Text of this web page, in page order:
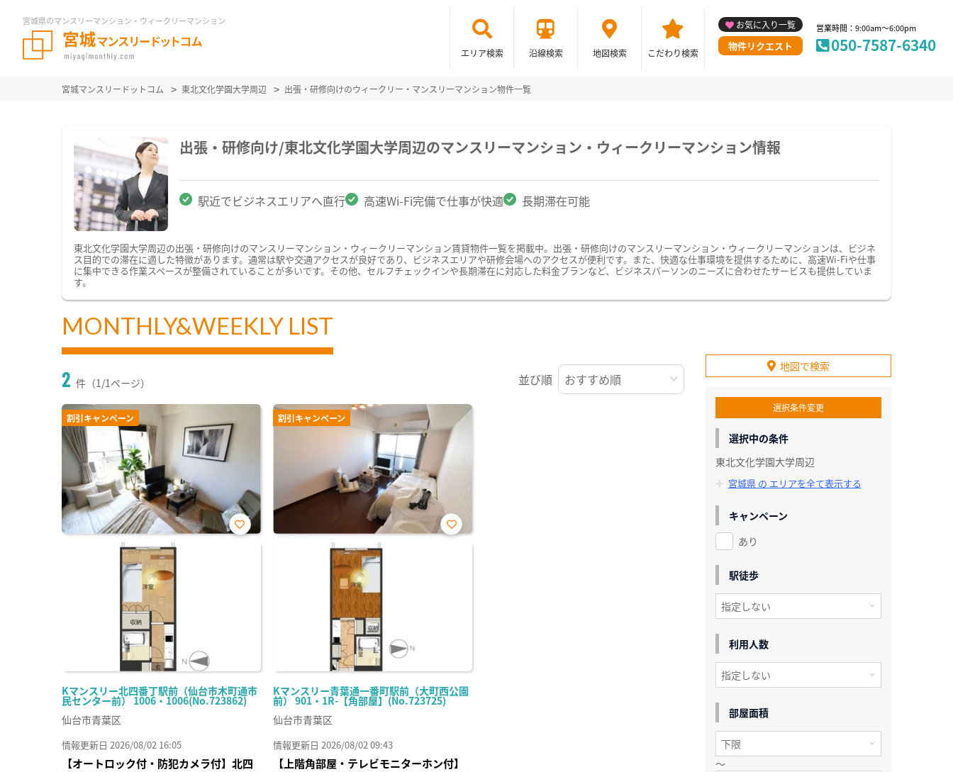
宮城県のマンスリーマンション・ウィークリーマンション
エリア検索 沿線検索 地図検索 こだわり検索
お気に入り一覧
物件リクエスト
営業時間：9:00am～6:00pm
050-7587-6340
宮城マンスリードットコム 東北文化学園大学周辺 出張・研修向けのウィークリー・マンスリーマンション物件一覧
出張・研修向け/東北文化学園大学周辺のマンスリーマンション・ウィークリーマンション情報
駅近でビジネスエリアへ直行 高速Wi-Fi完備で仕事が快適 長期滞在可能
東北文化学園大学周辺の出張・研修向けのマンスリーマンション・ウィークリーマンション賃貸物件一覧を掲載中。出張・研修向けのマンスリーマンション・ウィークリーマンションは、ビジネ
ス目的での滞在に適した特徴があります。通常は駅や交通アクセスが良好であり、ビジネスエリアや研修会場へのアクセスが便利です。また、快適な仕事環境を提供するために、高速Wi-Fiや仕事
に集中できる作業スペースが整備されていることが多いです。その他、セルフチェックインや長期滞在に対応した料金プランなど、ビジネスパーソンのニーズに合わせたサービスも提供していま
す。
MONTHLY&WEEKLY LIST
2 件（1/1ページ） 並び順
割引キャンペーン
Kマンスリー北四番丁駅前（仙台市木町通市
民センター前） 1006・1006(No.723862)
お気
仙台市青葉区
情報更新日 2026/08/02 16:05
【オートロック付・防犯カメラ付】北四
割引キャンペーン
Kマンスリー青葉通一番町駅前（大町西公園
前） 901・1R-【角部屋】(No.723725)
お気
仙台市青葉区
情報更新日 2026/08/02 09:43
【上階角部屋・テレビモニターホン付】
地図で検索
選択条件変更
選択中の条件
東北文化学園大学周辺
宮城県 の エリアを全て表示する
キャンペーン
あり
駅徒歩
利用人数
部屋面積
～